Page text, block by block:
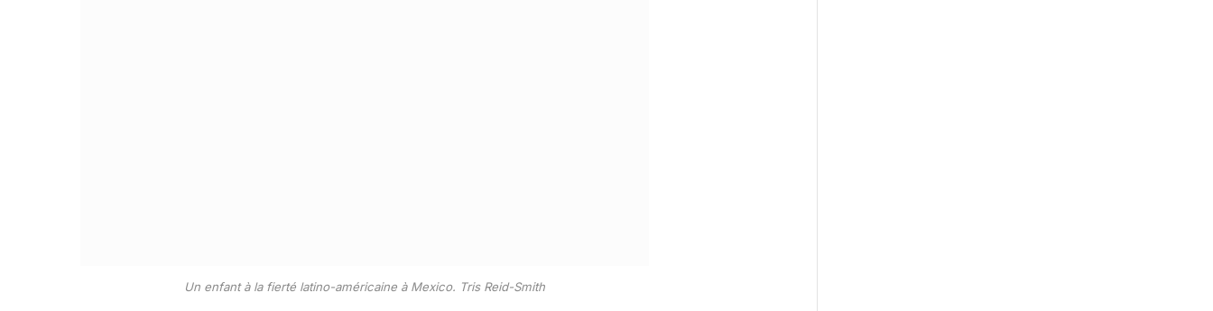
Un enfant à la fierté latino-américaine à Mexico. Tris Reid-Smith